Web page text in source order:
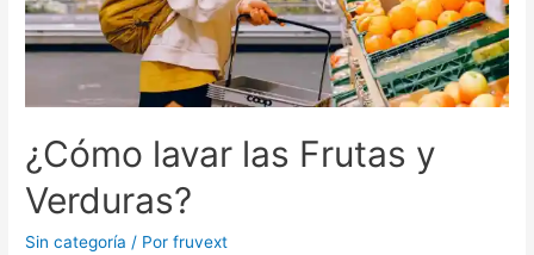
¿Cómo lavar las Frutas y
Verduras?
Sin categoría / Porfruvext